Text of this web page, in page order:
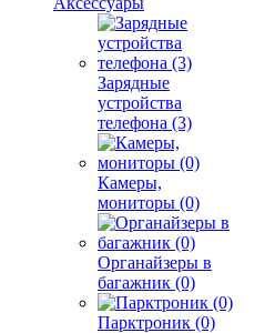
Зарядные
устройства
телефона (3)
Камеры,
мониторы (0)
Органайзеры в
багажник (0)
Парктроник (0)